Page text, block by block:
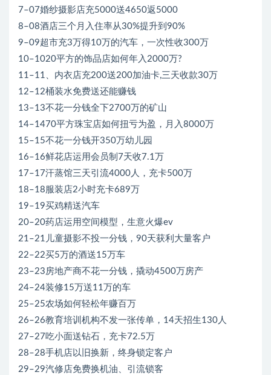
7–07婚纱摄影店充5000送4650返5000
8–08酒店三个月入住率从30%提升到90%
9–09超市充3万得10万的汽车，一次性收300万
10–1020平方的饰品店如何年入2000万?
11–11、内衣店充200送200加油卡,三天收款30万
12–12桶装水免费送还能赚钱
13–13不花一分钱全下2700万的矿山
14–1470平方珠宝店如何扭亏为盈，月入8000万
15–15不花一分钱开350万幼儿园
16–16鲜花店运用会员制7天收7.1万
17–17汗蒸馆三天引流4000人，充卡500万
18–18服装店2小时充卡689万
19–19买鸡精送汽车
20–20药店运用空间模型，生意火爆ev
21–21儿童摄影不投一分钱，90天获利大量客户
22–22买5万的酒送15万车
23–23房地产商不花一分钱，撬动4500万房产
24–24装修15万送11万的车
25–25农场如何轻松年赚百万
26–26教育培训机构不发一张传单，14天招生130人
27–27吃小面送钻石，充卡72.5万
28–28手机店以旧换新，终身锁定客户
29–29汽修店免费换机油、引流锁客